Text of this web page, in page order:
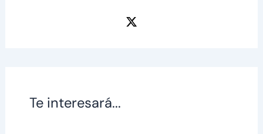
Te interesará...